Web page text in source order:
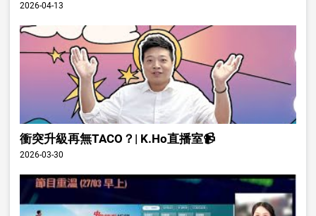
2026-04-13
衝突升級再無TACO？| K.Ho直播室📹
2026-03-30